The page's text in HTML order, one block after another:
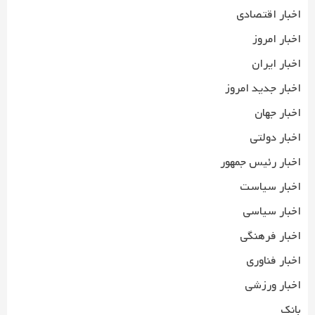
اخبار اقتصادی
اخبار امروز
اخبار ایران
اخبار جدید امروز
اخبار جهان
اخبار دولتی
اخبار رئیس جمهور
اخبار سیاست
اخبار سیاسی
اخبار فرهنگی
اخبار فناوری
اخبار ورزشی
بانک